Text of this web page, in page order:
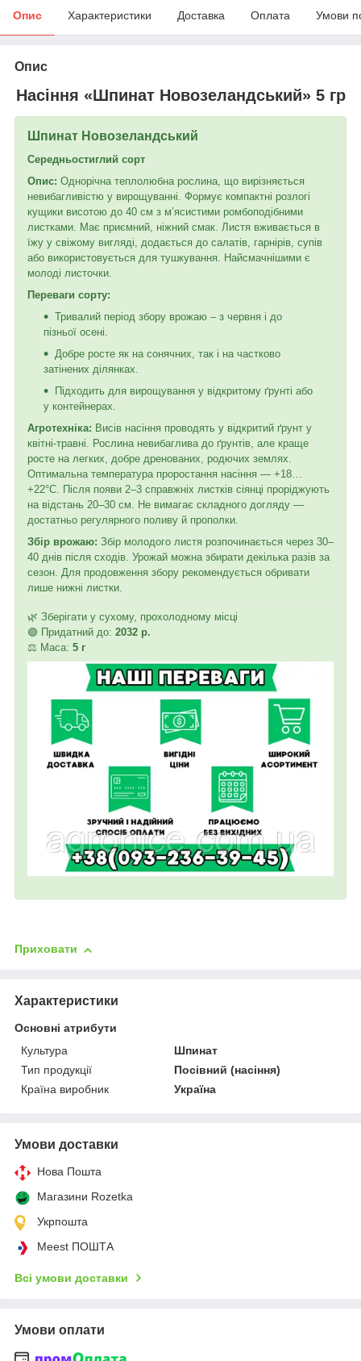
Опис Характеристики Доставка Оплата Умови
Опис
Насіння «Шпинат Новозеландський» 5 гр
Шпинат Новозеландський
Середньостиглий сорт
Опис: Однорічна теплолюбна рослина, що вирізняється
невибагливістю у вирощуванні. Формує компактні розлогі
кущики висотою до 40 см з м’ясистими ромбоподібними
листками. Має приємний, ніжний смак. Листя вживається в
їжу у свіжому вигляді, додається до салатів, гарнірів, супів
або використовується для тушкування. Найсмачнішими є
молоді листочки.
Переваги сорту:
Тривалий період збору врожаю – з червня і до
пізньої осені.
Добре росте як на сонячних, так і на частково
затінених ділянках.
Підходить для вирощування у відкритому ґрунті або
у контейнерах.
Агротехніка: Висів насіння проводять у відкритий ґрунт у
квітні-травні. Рослина невибаглива до ґрунтів, але краще
росте на легких, добре дренованих, родючих землях.
Оптимальна температура проростання насіння — +18…
+22°C. Після появи 2–3 справжніх листків сіянці проріджують
на відстань 20–30 см. Не вимагає складного догляду —
достатньо регулярного поливу й прополки.
Збір врожаю: Збір молодого листя розпочинається через 30–
40 днів після сходів. Урожай можна збирати декілька разів за
сезон. Для продовження збору рекомендується обривати
лише нижні листки.
🌿 Зберігати у сухому, прохолодному місці
🟢 Придатний до: 2032 р.
⚖️ Маса: 5 г
Приховати
Характеристики
Основні атрибути
Культура
Шпинат
Тип продукції
Посівний (насіння)
Країна виробник
Україна
Умови доставки
Нова Пошта
Магазини Rozetka
Укрпошта
Meest ПОШТА
Всі умови доставки
Умови оплати